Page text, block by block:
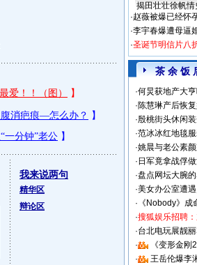
我来说两句
精华区
辩论区
揭田壮壮徐帆情
·赵薇被爆已经怀
·李宇春爆遭母逼
·圣诞节明信片八
茶 余 饭
·何炅获地产大
·陈慧琳产后恢
·殷桃街头休闲
·范冰冰红地毯
·姚晨与老公素
· 日军竟拿战俘
·盘点网坛大腕
·美女办公室遭
· 《Nobody》成
·搜狐娱乐招聘：
·台北电玩展靓
·
《变形金刚
·
王岳伦爆李